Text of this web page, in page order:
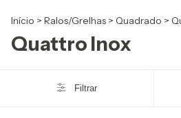
Início > Ralos/Grelhas > Quadrado >
Quattro Inox
Filtrar